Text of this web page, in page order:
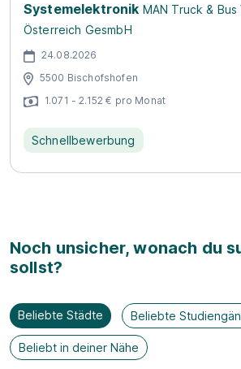
Systemelektronik MAN Truck &
Österreich GesmbH
24.08.2026
5500 Bischofshofen
1.071 - 2.152 € pro Monat
Schnellbewerbung
Noch unsicher, wonach du
sollst?
Beliebte Städte Beliebte
Beliebt in deiner Nähe